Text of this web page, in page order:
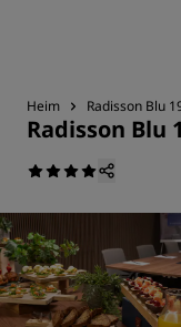
Heim Radisson Blu
Radisson Blu